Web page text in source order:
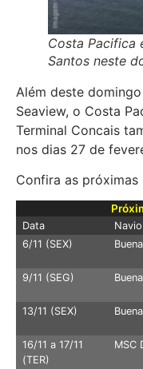
Costa Pacifica
Santos neste
Além deste
Seaview, o Costa
Terminal Concais
nos dias 27 de
Confira as próximas
Data Navio
6/11 (SEX)
9/11 (SEG)
13/11 (SEX)
16/11 a 17/11
(TER)
MSC